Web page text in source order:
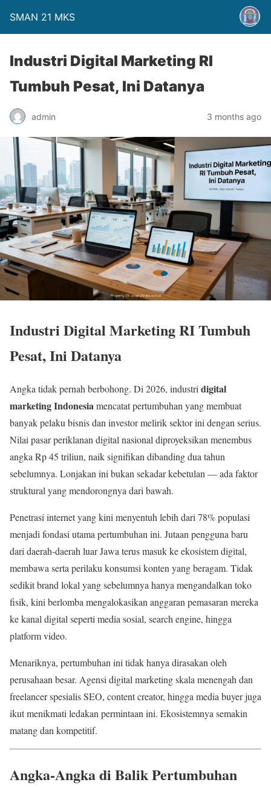
SMAN 21 MKS
Industri Digital Marketing RI
Tumbuh Pesat, Ini Datanya
admin 3 months ago
Industri Digital Marketing RI Tumbuh
Pesat, Ini Datanya
Angka tidak pernah berbohong. Di 2026, industri digital
marketing Indonesiamencatat pertumbuhan yang membuat
banyak pelaku bisnis dan investor melirik sektor ini dengan serius.
Nilai pasar periklanan digital nasional diproyeksikan menembus
angka Rp 45 triliun, naik signifikan dibanding dua tahun
sebelumnya. Lonjakan ini bukan sekadar kebetulan — ada faktor
struktural yang mendorongnya dari bawah.
Penetrasi internet yang kini menyentuh lebih dari 78% populasi
menjadi fondasi utama pertumbuhan ini. Jutaan pengguna baru
dari daerah-daerah luar Jawa terus masuk ke ekosistem digital,
membawa serta perilaku konsumsi konten yang beragam. Tidak
sedikit brand lokal yang sebelumnya hanya mengandalkan toko
fisik, kini berlomba mengalokasikan anggaran pemasaran mereka
ke kanal digital seperti media sosial, search engine, hingga
platform video.
Menariknya, pertumbuhan ini tidak hanya dirasakan oleh
perusahaan besar. Agensi digital marketing skala menengah dan
freelancer spesialis SEO, content creator, hingga media buyer juga
ikut menikmati ledakan permintaan ini. Ekosistemnya semakin
matang dan kompetitif.
Angka-Angka di Balik Pertumbuhan